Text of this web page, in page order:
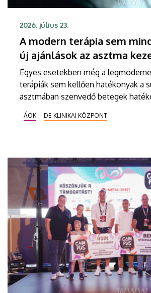
2026. július 23.
A modern terápia sem
új ajánlások az asztma
Egyes esetekben még a
terápiák sem kellően hatékonyak a
asztmában szenvedő betegek
gyógyszerek kifejlesztésére
tudományos folyóiratában. A
együttműködésben készült
szerzője a Debreceni Egyetem
ÁOK DE KLINIKAI KÖZPONT